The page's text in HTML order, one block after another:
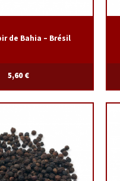
de Bahia – Brésil
5,60€